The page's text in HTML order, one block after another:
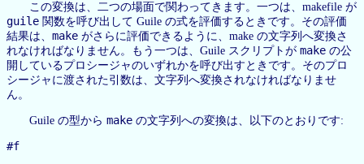
この変換は、二つの場面で関わってきます。一つは、makefile が
guile 関数を呼び出して Guile の式を評価するときです。その評価
結果は、 make がさらに評価できるように、make の文字列へ変換さ
れなければなりません。もう一つは、Guile スクリプトが make の公
開しているプロシージャのいずれかを呼び出すときです。そのプロ
シージャに渡された引数は、文字列へ変換されなければなりませ
ん。
Guile の型から make の文字列への変換は、以下のとおりです:
#f